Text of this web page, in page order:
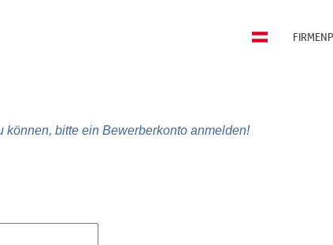
können, bitte ein Bewerberkonto anmelden!